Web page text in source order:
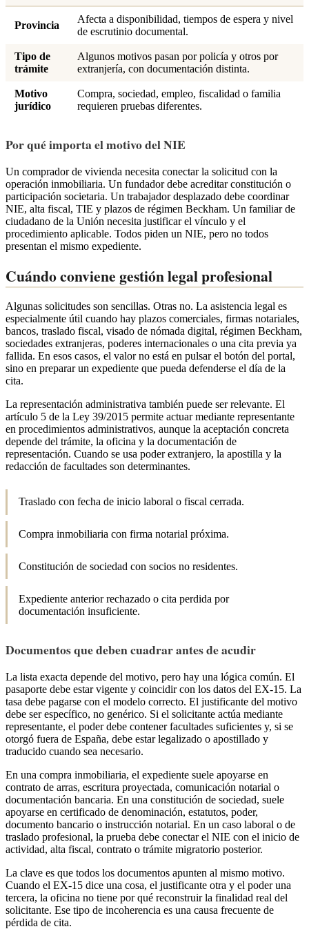
Provincia
Afecta a disponibilidad, tiempos de espera y nivel
de escrutinio documental.
Tipo de
trámite
Algunos motivos pasan por policía y otros por
extranjería, con documentación distinta.
Motivo
jurídico
Compra, sociedad, empleo, fiscalidad o familia
requieren pruebas diferentes.
Por qué importa el motivo del NIE
Un comprador de vivienda necesita conectar la solicitud con la
operación inmobiliaria. Un fundador debe acreditar constitución o
participación societaria. Un trabajador desplazado debe coordinar
NIE, alta fiscal, TIE y plazos de régimen Beckham. Un familiar de
ciudadano de la Unión necesita justificar el vínculo y el
procedimiento aplicable. Todos piden un NIE, pero no todos
presentan el mismo expediente.
Cuándo conviene gestión legal profesional
Algunas solicitudes son sencillas. Otras no. La asistencia legal es
especialmente útil cuando hay plazos comerciales, firmas notariales,
bancos, traslado fiscal, visado de nómada digital, régimen Beckham,
sociedades extranjeras, poderes internacionales o una cita previa ya
fallida. En esos casos, el valor no está en pulsar el botón del portal,
sino en preparar un expediente que pueda defenderse el día de la
cita.
La representación administrativa también puede ser relevante. El
artículo 5 de la Ley 39/2015 permite actuar mediante representante
en procedimientos administrativos, aunque la aceptación concreta
depende del trámite, la oficina y la documentación de
representación. Cuando se usa poder extranjero, la apostilla y la
redacción de facultades son determinantes.
Traslado con fecha de inicio laboral o fiscal cerrada.
Compra inmobiliaria con firma notarial próxima.
Constitución de sociedad con socios no residentes.
Expediente anterior rechazado o cita perdida por
documentación insuficiente.
Documentos que deben cuadrar antes de acudir
La lista exacta depende del motivo, pero hay una lógica común. El
pasaporte debe estar vigente y coincidir con los datos del EX-15. La
tasa debe pagarse con el modelo correcto. El justificante del motivo
debe ser específico, no genérico. Si el solicitante actúa mediante
representante, el poder debe contener facultades suficientes y, si se
otorgó fuera de España, debe estar legalizado o apostillado y
traducido cuando sea necesario.
En una compra inmobiliaria, el expediente suele apoyarse en
contrato de arras, escritura proyectada, comunicación notarial o
documentación bancaria. En una constitución de sociedad, suele
apoyarse en certificado de denominación, estatutos, poder,
documento bancario o instrucción notarial. En un caso laboral o de
traslado profesional, la prueba debe conectar el NIE con el inicio de
actividad, alta fiscal, contrato o trámite migratorio posterior.
La clave es que todos los documentos apunten al mismo motivo.
Cuando el EX-15 dice una cosa, el justificante otra y el poder una
tercera, la oficina no tiene por qué reconstruir la finalidad real del
solicitante. Ese tipo de incoherencia es una causa frecuente de
pérdida de cita.